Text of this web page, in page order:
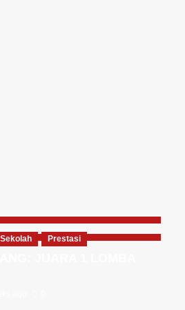
Prestasi
JUARA 1 LOMBA